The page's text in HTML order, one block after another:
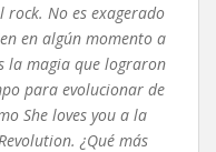
No es exagerado
en algún momento a
la magia que lograron
para evolucionar de
She loves you a la
¿Qué más